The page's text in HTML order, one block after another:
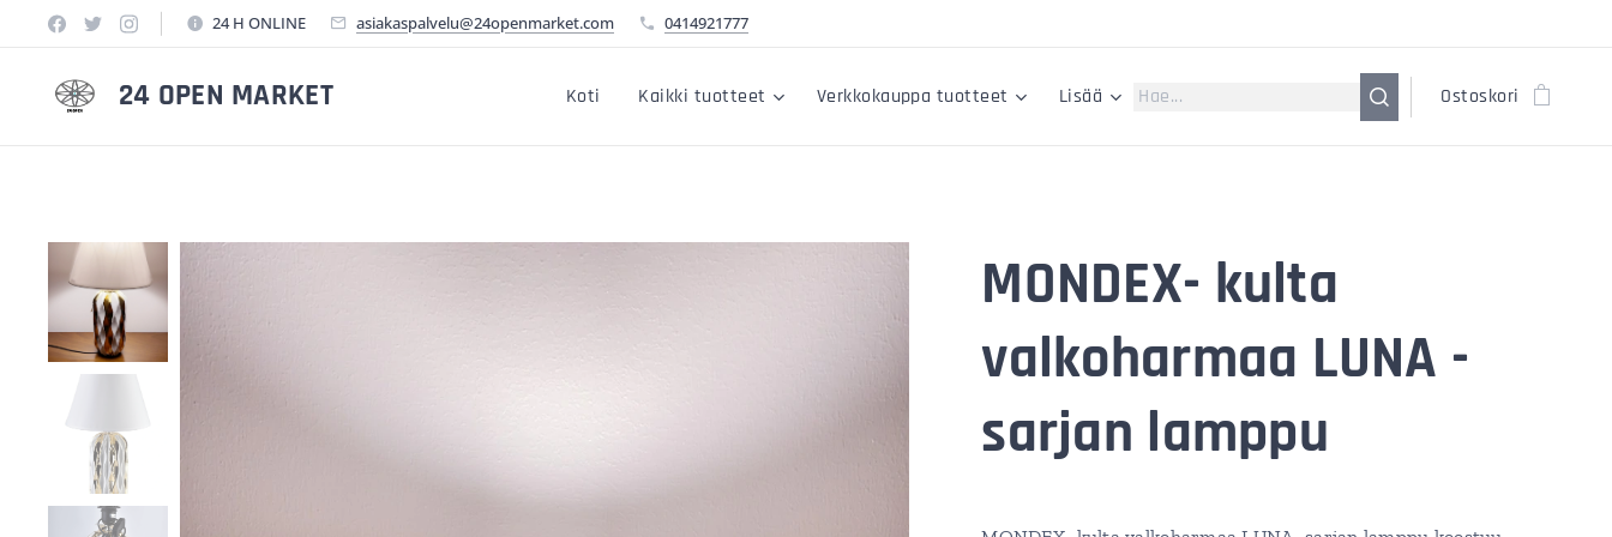
24 H ONLINE asiakaspalvelu@24openmarket.com 0414921777
24 OPEN MARKET Koti Kaikki tuotteet Verkkokauppa tuotteet Lisää Ostoskori
MONDEX- kulta
valkoharmaa LUNA -
sarjan lamppu